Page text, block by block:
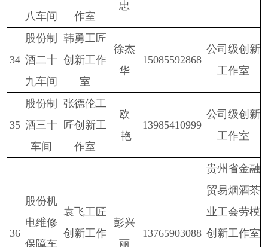
八车间
作室
忠
34
股份制
酒二十
九车间
韩勇工匠
创新工作
室
徐杰
华
15085592868
公司级创新
工作室
35
股份制
酒三十
车间
张德伦工
匠创新工
作室
欧
艳
13985410999
公司级创新
工作室
36
股份机
电维修
保障车
袁飞工匠
创新工作
彭兴
丽
13765903088
贵州省金融
贸易烟酒茶
业工会劳模
创新工作室